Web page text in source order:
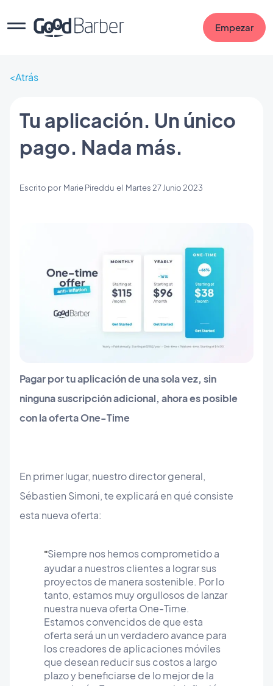
Empezar
Atrás
Tu aplicación. Un único
pago. Nada más.
Escrito por Marie Pireddu el Martes 27 Junio 2023
Pagar por tu aplicación de una sola vez, sin
ninguna suscripción adicional, ahora es posible
con la oferta One-Time
En primer lugar, nuestro director general,
Sébastien Simoni, te explicará en qué consiste
esta nueva oferta:
"Siempre nos hemos comprometido a
ayudar a nuestros clientes a lograr sus
proyectos de manera sostenible. Por lo
tanto, estamos muy orgullosos de lanzar
nuestra nueva oferta One-Time.
Estamos convencidos de que esta
oferta será un un verdadero avance para
los creadores de aplicaciones móviles
que desean reducir sus costos a largo
plazo y beneficiarse de lo mejor de la